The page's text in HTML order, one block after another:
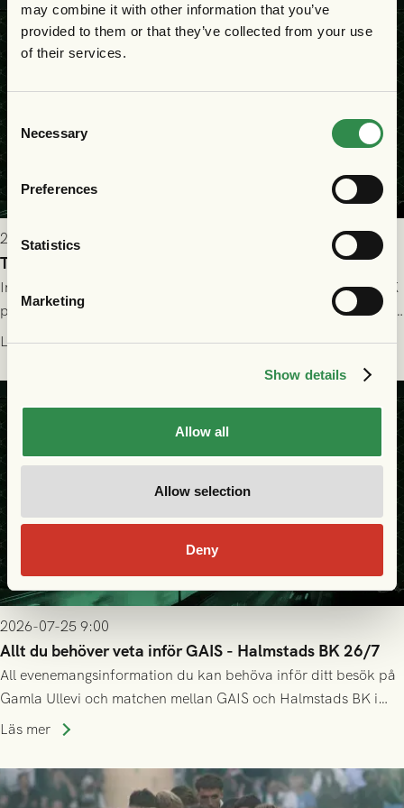
may combine it with other information that you’ve
provided to them or that they’ve collected from your use
of their services.
Selection
Necessary
Preferences
Statistics
Marketing
Show details
Allow all
Allow selection
Deny
2026-07-25 19:00
Truppen till GAIS - Halmstads BK 26/7
Imorgon söndag spelar GAIS herrar hemma mot Halmstads BK
på Gamla Ullevi med avspark kl 16.30! Fredrik Holmberg och
ledarstaben har tagit ut följande trupp till matchen:
Läs mer
2026-07-25 9:00
Allt du behöver veta inför GAIS - Halmstads BK 26/7
All evenemangsinformation du kan behöva inför ditt besök på
Gamla Ullevi och matchen mellan GAIS och Halmstads BK i
Allsvenskan! Avspark kl 16.30 på söndag 26/7.
Läs mer